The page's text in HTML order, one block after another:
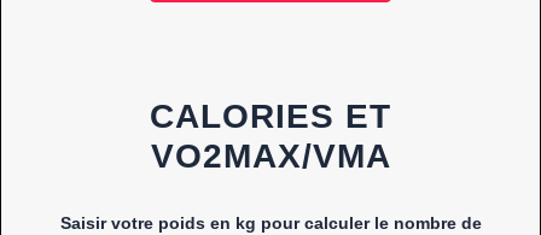
CALORIES ET
VO2MAX/VMA
Saisir votre poids en kg pour calculer le nombre de